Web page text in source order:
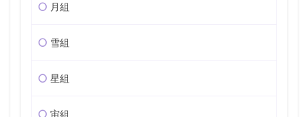
月組
雪組
星組
宙組